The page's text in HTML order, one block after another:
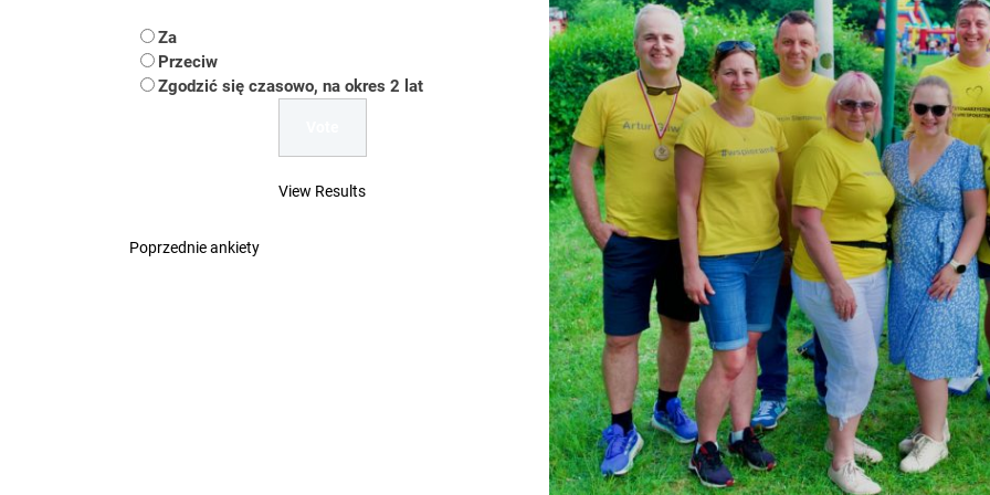
Uwaga Dębieńsko – woda nieprzydatna do spożycia!!!
Ilu mieszkańców ma Rybnik?
Dość komentowania kolejnych afer w ochronie zdrowia — czas zacząć mówić o
Za
Przeciw
Zgodzić się czasowo, na okres 2 lat
View Results
Poprzednie ankiety